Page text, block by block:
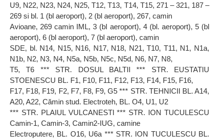
U9, N22, N23, N24, N25, T12, T13, T14, T15, 271 – 321, 187 –
269 si bl. 1 (bl aeroport), 2 (bl aeroport), 267, camin
Avioane, 269 camin IML, 3 (bl aeroport), 4 (bl. aeroport), 5 (bl
aeroport), 6 (bl aeroport), 7 (bl aeroport), camin
SDE, bl. N14, N15, N16, N17, N18, N21, T10, T11, N1, N1a,
N1b, N2, N3, N4, N5a, N5b, N5c, N5d, N6, N7, N8,
T5, T6 *** STR. DOSUL BALTII *** STR. EUSTATIU
STOENESCU BL. F1, F10, F11, F12, F13, F14, F15, F16,
F17, F18, F19, F2, F7, F8, F9, G5 *** STR. TEHNICII BL. A14,
A20, A22, Cămin stud. Electroteh, BL. O4, U1, U2
*** STR. PLAIUL VULCANESTI *** STR. ION TUCULESCU
Camin-1, Camin-3, Camin2-IUG, camine
Electroputere, BL. O16, U6a *** STR. ION TUCULESCU BL.